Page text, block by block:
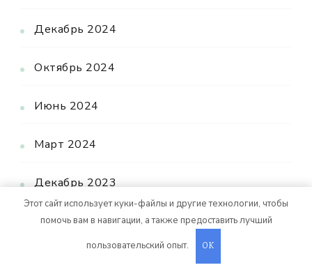
Декабрь 2024
Октябрь 2024
Июнь 2024
Март 2024
Декабрь 2023
Ноябрь 2023
Этот сайт использует куки-файлы и другие технологии, чтобы
помочь вам в навигации, а также предоставить лучший
пользовательский опыт.
OK